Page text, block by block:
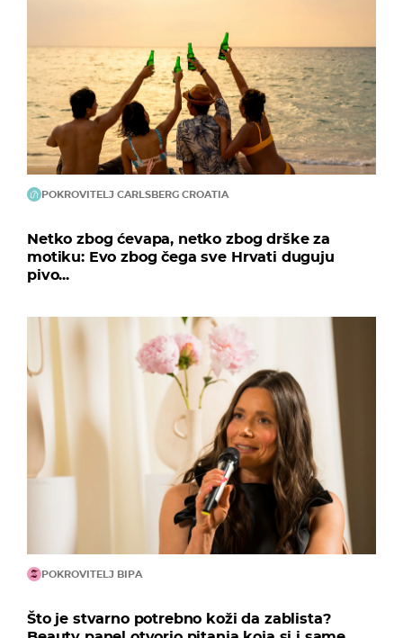
POKROVITELJ CARLSBERG CROATIA
Netko zbog ćevapa, netko zbog drške za
motiku: Evo zbog čega sve Hrvati duguju
pivo...
POKROVITELJ BIPA
Što je stvarno potrebno koži da zablista?